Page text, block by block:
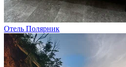
Отель Полярник